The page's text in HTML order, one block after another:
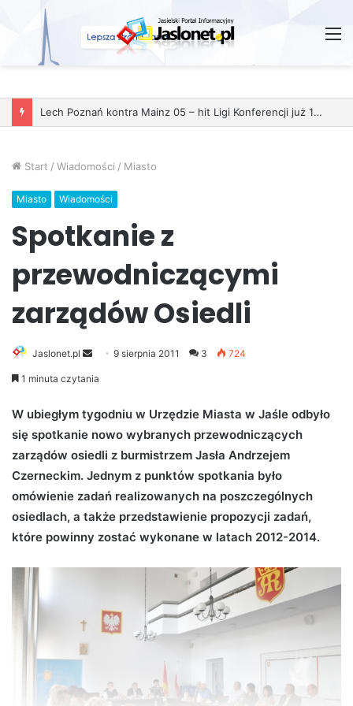
Lech Poznań kontra Mainz 05 – hit Ligi Konferencji już 11 grudnia
Start / Wiadomości / Miasto
Miasto Wiadomości
Spotkanie z
przewodniczącymi
zarządów Osiedli
Jaslonet.pl
e
d
a
i
l
9 sierpnia 2011 3 724
1 minuta czytania
W ubiegłym tygodniu w Urzędzie Miasta w Jaśle odbyło
się spotkanie nowo wybranych przewodniczących
zarządów osiedli z burmistrzem Jasła Andrzejem
Czerneckim. Jednym z punktów spotkania było
omówienie zadań realizowanych na poszczególnych
osiedlach, a także przedstawienie propozycji zadań,
które powinny zostać wykonane w latach 2012-2014.